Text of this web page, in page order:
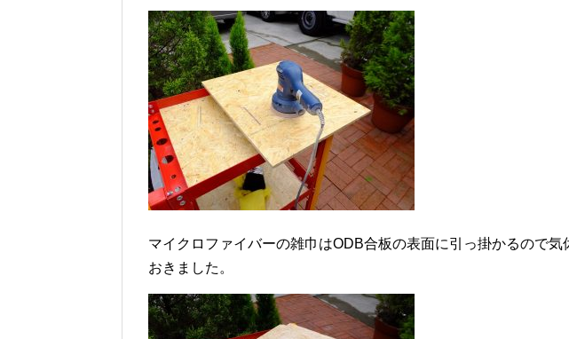
マイクロファイバーの雑巾はODB合板の表面に引っ掛かるので気
おきました。